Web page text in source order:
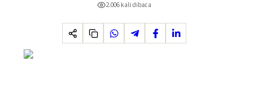
2.006 kali dibaca